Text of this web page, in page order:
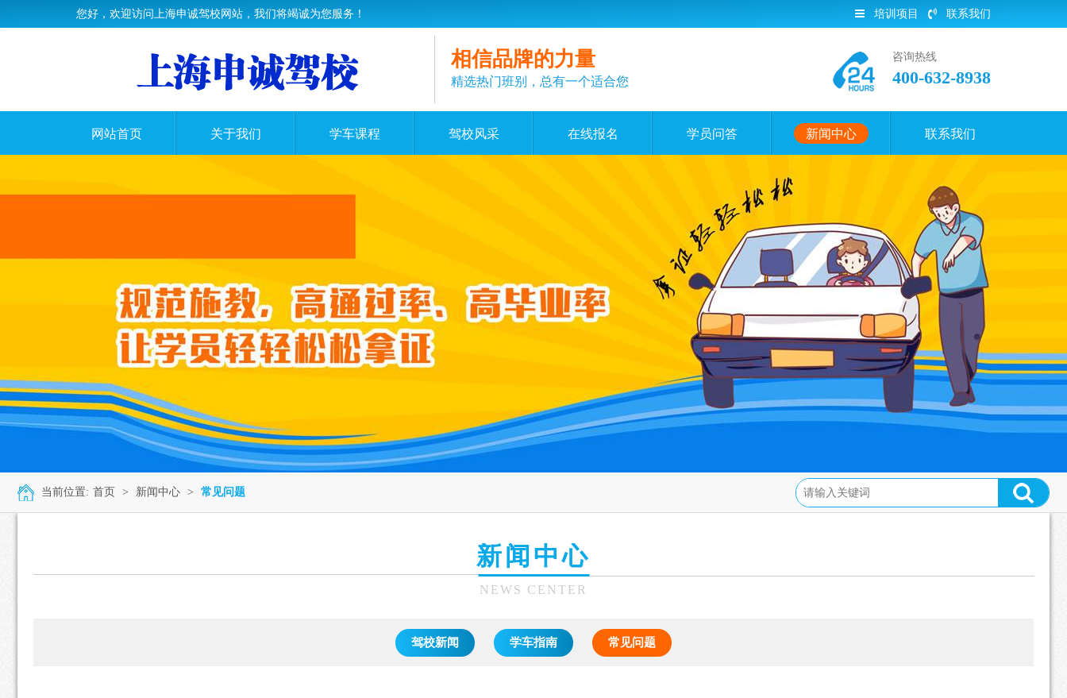
您好，欢迎访问上海申诚驾校网站，我们将竭诚为您服务！ 培训项目 联系我们
相信品牌的力量
精选热门班别，总有一个适合您
咨询热线
400-632-8938
网站首页 关于我们 学车课程 驾校风采 在线报名 学员问答 新闻中心 联系我们
当前位置: 首页 > 新闻中心 > 常见问题
新闻中心
NEWS CENTER
驾校新闻 学车指南 常见问题